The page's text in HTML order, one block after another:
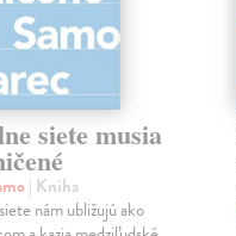
siete musia
| Kniha
nám ubližujú ako